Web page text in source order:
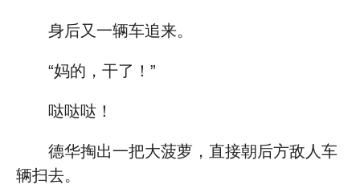
身后又一辆车追来。
“妈的，干了！”
哒哒哒！
德华掏出一把大菠萝，直接朝后方敌人车
辆扫去。